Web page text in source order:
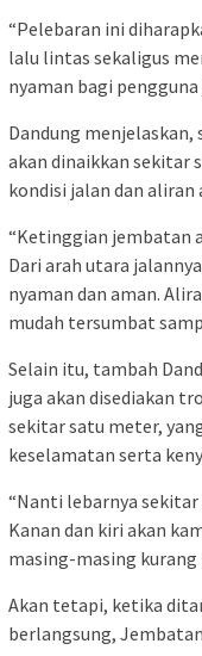
“Pelebaran ini
lalu lintas sekaligus
nyaman bagi
Dandung
akan dinaikkan sekitar
kondisi jalan dan aliran
“Ketinggian jembatan
Dari arah utara
nyaman dan aman.
mudah tersumbat
Selain itu, tambah
juga akan disediakan
sekitar satu meter,
keselamatan serta
“Nanti lebarnya
Kanan dan kiri akan
masing-masing
Akan tetapi, ketika
berlangsung,